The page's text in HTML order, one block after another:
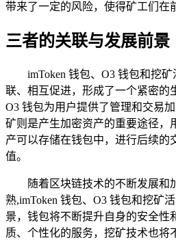
带来了一定的风险，使得矿工们在
三者的关联与发展前景
imToken 钱包、O3 钱包和挖
联、相互促进，形成了一个紧密的
O3 钱包为用户提供了管理和交易
矿则是产生加密资产的重要途径，
产可以存储在钱包中，进行后续的
值。
随着区块链技术的不断发展和
熟,imToken 钱包、O3 钱包和挖矿
景，钱包将不断提升自身的安全性
质、个性化的服务，挖矿技术也将